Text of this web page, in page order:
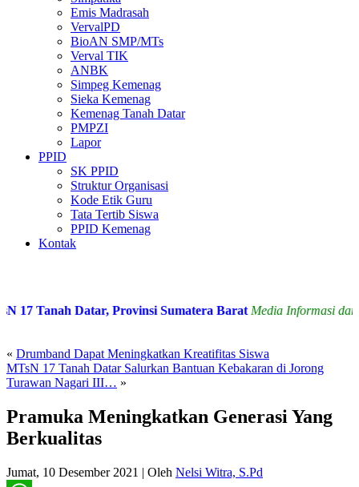
Emis Madrasah
VervalPD
BioAN SMP/MTs
Verval TIK
ANBK
Simpeg Kemenag
Sieka Kemenag
Kemenag Tanah Datar
PMPZI
Lapor
PPID
SK PPID
Struktur Organisasi
Kode Etik Guru
Tata Tertib Siswa
PPID Kemenag
Kontak
Tanah Datar, Provinsi Sumatera Barat Media Informasi dan
« Drumband Dapat Meningkatkan Kreatifitas Siswa
MTsN 17 Tanah Datar Salurkan Bantuan Kebakaran di Jorong
Turawan Nagari III… »
Pramuka Meningkatkan Generasi Yang
Berkualitas
Jumat, 10 Desember 2021 | Oleh Nelsi Witra, S.Pd